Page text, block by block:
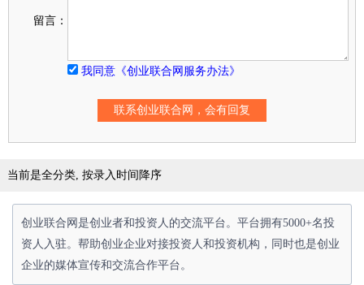
留言：
我同意《创业联合网服务办法》
当前是全分类, 按录入时间降序
创业联合网是创业者和投资人的交流平台。平台拥有5000+名投
资人入驻。帮助创业企业对接投资人和投资机构，同时也是创业
企业的媒体宣传和交流合作平台。